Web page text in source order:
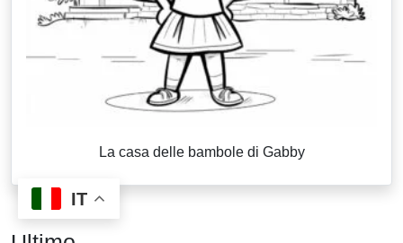
La casa delle bambole di Gabby
IT